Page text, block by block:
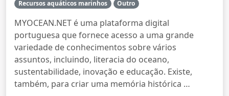
Recursos aquáticos marinhos Outro
MYOCEAN.NET é uma plataforma digital
portuguesa que fornece acesso a uma grande
variedade de conhecimentos sobre vários
assuntos, incluindo, literacia do oceano,
sustentabilidade, inovação e educação. Existe,
também, para criar uma memória histórica …